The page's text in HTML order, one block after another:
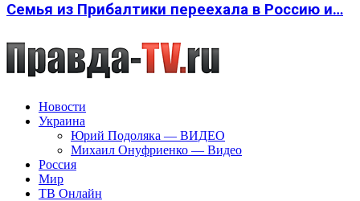
Семья из Прибалтики переехала в Россию и…
Новости
Украина
Юрий Подоляка — ВИДЕО
Михаил Онуфриенко — Видео
Россия
Мир
ТВ Онлайн